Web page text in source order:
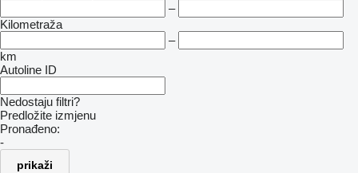
–
Kilometraža
–
km
Autoline ID
Nedostaju filtri?
Predložite izmjenu
Pronađeno:
-
prikaži